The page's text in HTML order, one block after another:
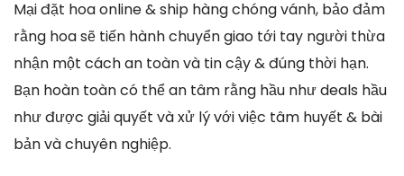
Mại đặt hoa online & ship hàng chóng vánh, bảo đảm
rằng hoa sẽ tiến hành chuyển giao tới tay người thừa
nhận một cách an toàn và tin cậy & đúng thời hạn.
Bạn hoàn toàn có thể an tâm rằng hầu như deals hầu
như được giải quyết và xử lý với việc tâm huyết & bài
bản và chuyên nghiệp.